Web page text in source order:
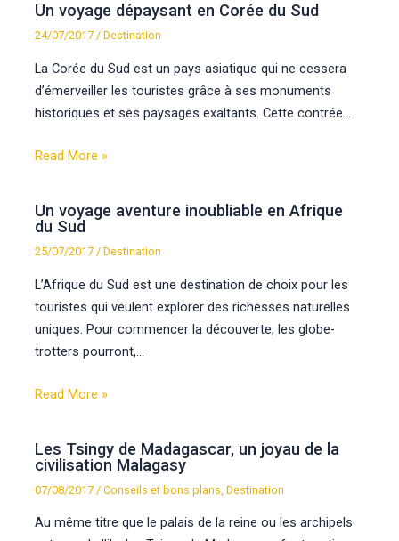
Un voyage dépaysant en Corée du Sud
24/07/2017/Destination
La Corée du Sud est un pays asiatique qui ne cessera
d’émerveiller les touristes grâce à ses monuments
historiques et ses paysages exaltants. Cette contrée…
Read More »
Un voyage aventure inoubliable en Afrique
du Sud
25/07/2017/Destination
L’Afrique du Sud est une destination de choix pour les
touristes qui veulent explorer des richesses naturelles
uniques. Pour commencer la découverte, les globe-
trotters pourront,…
Read More »
Les Tsingy de Madagascar, un joyau de la
civilisation Malagasy
07/08/2017 /Conseils et bons plans ,Destination
Au même titre que le palais de la reine ou les archipels